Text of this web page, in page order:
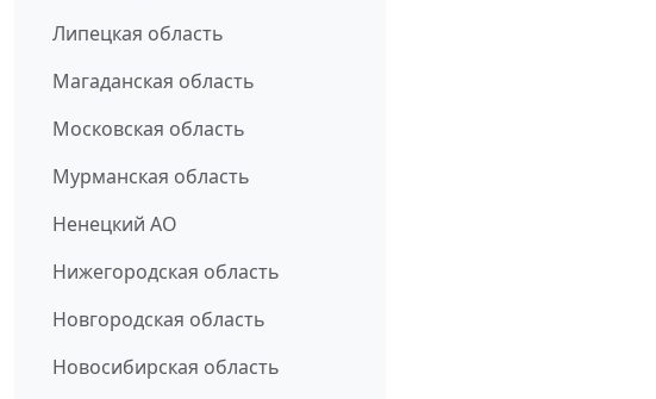
Липецкая область
Магаданская область
Московская область
Мурманская область
Ненецкий АО
Нижегородская область
Новгородская область
Новосибирская область